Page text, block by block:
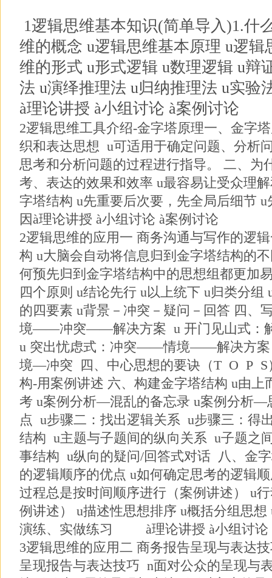
1逻辑思维基本知识(简单导入)1.什
维的概念 u逻辑思维基本原理 u逻辑
维的形式 u形式逻辑 u数理逻辑 u辩
法 u演绎推理法 u归纳推理法 u实验
à理论讲授 à小组讨论 à案例讨论
2逻辑思维工具介绍-金字塔原理一、金字
织和表达思想 u可适用于确定问题、分析
思考和分析问题的过程进行指导。 二、为
考、表达的效果和效率 u最容易让受众理
字塔结构 u先重要后次要，先全局后细节
因à理论讲授 à小组讨论 à案例讨论
2逻辑思维的应用一 商务沟通与写作的逻
构 u大脑会自动将信息归到金字塔结构的
何预先归到金字塔结构中的思想组都更加
四个原则 u结论先行 u以上统下 u归类分组
的四要素 u背景－冲突－疑问－回答 四、
境——冲突——解决方案 u 开门见山式
u 突出忧虑式：冲突——情境——解决方
境—冲突 四、中心思想的要诀（T O P S
构-用案例讲述 六、构建金字塔结构 u由上
考 u案例分析—混乱的备忘录 u案例分析—
点 u步骤二：找出逻辑关系 u步骤三：得
结构 u主题与子题间的纵向关系 u子题之
事结构 u纵向的疑问/回答式对话 八、金
的逻辑顺序的优点 u如何确定思考的逻辑
过程总是按时间顺序进行（案例讲述） u
例讲述） u描述性思想排序 u概括分组思
演练、实做练习 à理论讲授 à小组讨论
3逻辑思维的应用二 商务报告呈现与表达
呈现报告与表达技巧 n面对公众的呈现与